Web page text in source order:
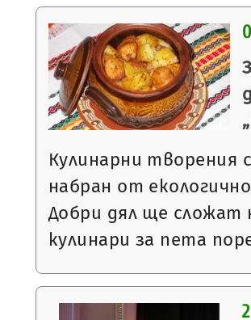
Кулинарни творения
набран от
Добри дял ще
кулинари за пета